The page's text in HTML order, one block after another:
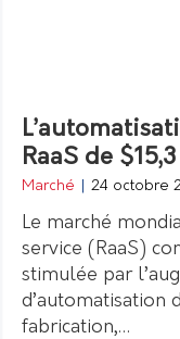
RaaS de
Marché 24 octobre
Le marché
service (RaaS)
stimulée par
d’automatisation
fabrication,…